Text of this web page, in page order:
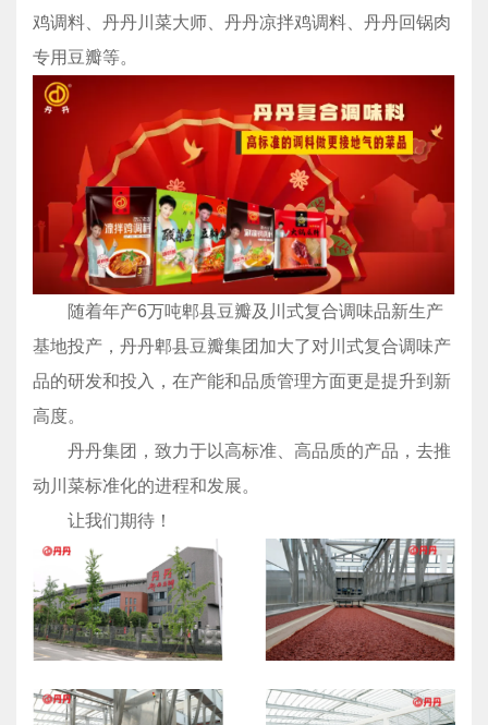
鸡调料、丹丹川菜大师、丹丹凉拌鸡调料、丹丹回锅肉
专用豆瓣等。
随着年产6万吨郫县豆瓣及川式复合调味品新生产
基地投产，丹丹郫县豆瓣集团加大了对川式复合调味产
品的研发和投入，在产能和品质管理方面更是提升到新
高度。
丹丹集团，致力于以高标准、高品质的产品，去推
动川菜标准化的进程和发展。
让我们期待！